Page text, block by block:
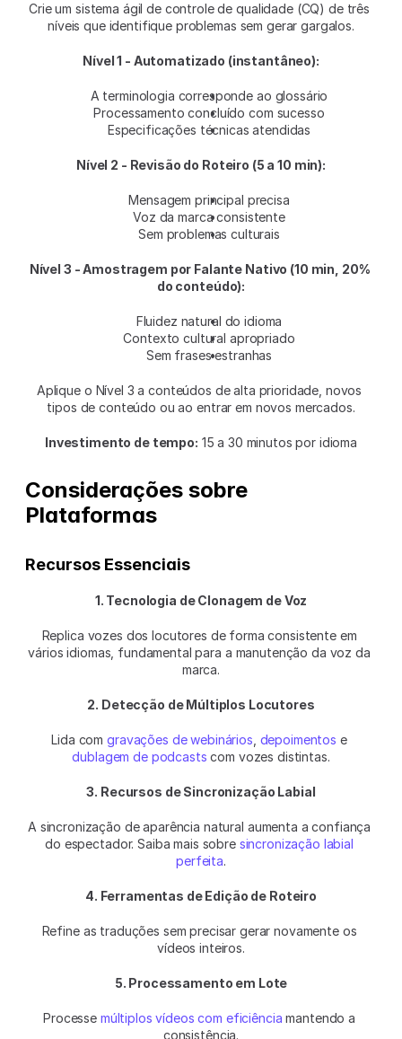
Crie um sistema ágil de controle de qualidade (CQ) de três
níveis que identifique problemas sem gerar gargalos.
Nível 1 - Automatizado (instantâneo):
A terminologia corresponde ao glossário
Processamento concluído com sucesso
Especificações técnicas atendidas
Nível 2 - Revisão do Roteiro (5 a 10 min):
Mensagem principal precisa
Voz da marca consistente
Sem problemas culturais
Nível 3 - Amostragem por Falante Nativo (10 min, 20%
do conteúdo):
Fluidez natural do idioma
Contexto cultural apropriado
Sem frases estranhas
Aplique o Nível 3 a conteúdos de alta prioridade, novos
tipos de conteúdo ou ao entrar em novos mercados.
Investimento de tempo: 15 a 30 minutos por idioma
Considerações sobre
Plataformas
Recursos Essenciais
1. Tecnologia de Clonagem de Voz
Replica vozes dos locutores de forma consistente em
vários idiomas, fundamental para a manutenção da voz da
marca.
2. Detecção de Múltiplos Locutores
Lida com gravações de webinários depoimentos
e
dublagem de podcasts com vozes distintas.
3. Recursos de Sincronização Labial
A sincronização de aparência natural aumenta a confiança
do espectador. Saiba mais sobre sincronização labial
perfeita.
4. Ferramentas de Edição de Roteiro
Refine as traduções sem precisar gerar novamente os
vídeos inteiros.
5. Processamento em Lote
Processe múltiplos vídeos com eficiência mantendo a
consistência.